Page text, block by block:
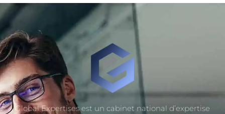
Global Expertises est un cabinet national d’expertise